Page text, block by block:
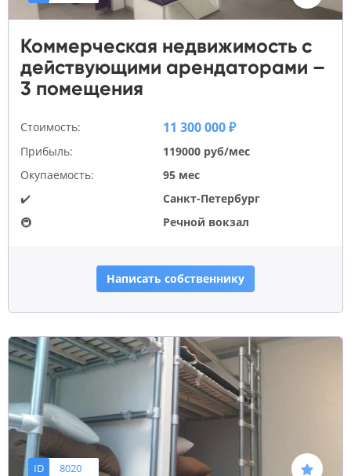
Коммерческая недвижимость с
действующими арендаторами –
3 помещения
Стоимость: 11 300 000 ₽
Прибыль:
119000 руб/мес
Окупаемость:
95 мес
✔️
Санкт-Петербург
🚇
Речной вокзал
Написать собственнику
ID 8020